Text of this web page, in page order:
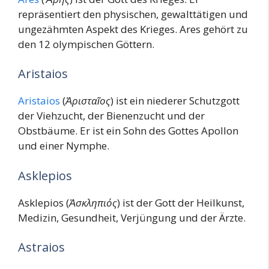
repräsentiert den physischen, gewalttätigen und
ungezähmten Aspekt des Krieges. Ares gehört zu
den 12 olympischen Göttern.
Aristaios
Aristaios (Ἀρισταῖος) ist ein niederer Schutzgott
der Viehzucht, der Bienenzucht und der
Obstbäume. Er ist ein Sohn des Gottes Apollon
und einer Nymphe.
Asklepios
Asklepios (Ἀσκληπιός) ist der Gott der Heilkunst,
Medizin, Gesundheit, Verjüngung und der Ärzte.
Astraios